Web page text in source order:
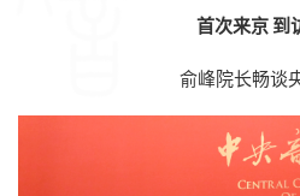
首次来京 到
俞峰院长畅谈